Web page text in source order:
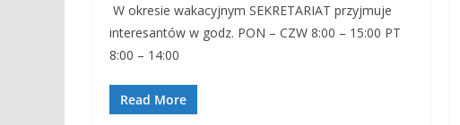
W okresie wakacyjnym SEKRETARIAT przyjmuje
interesantów w godz. PON – CZW 8:00 – 15:00 PT
8:00 – 14:00
Read More